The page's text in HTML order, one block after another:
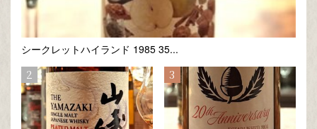
シークレットハイランド 1985 35...